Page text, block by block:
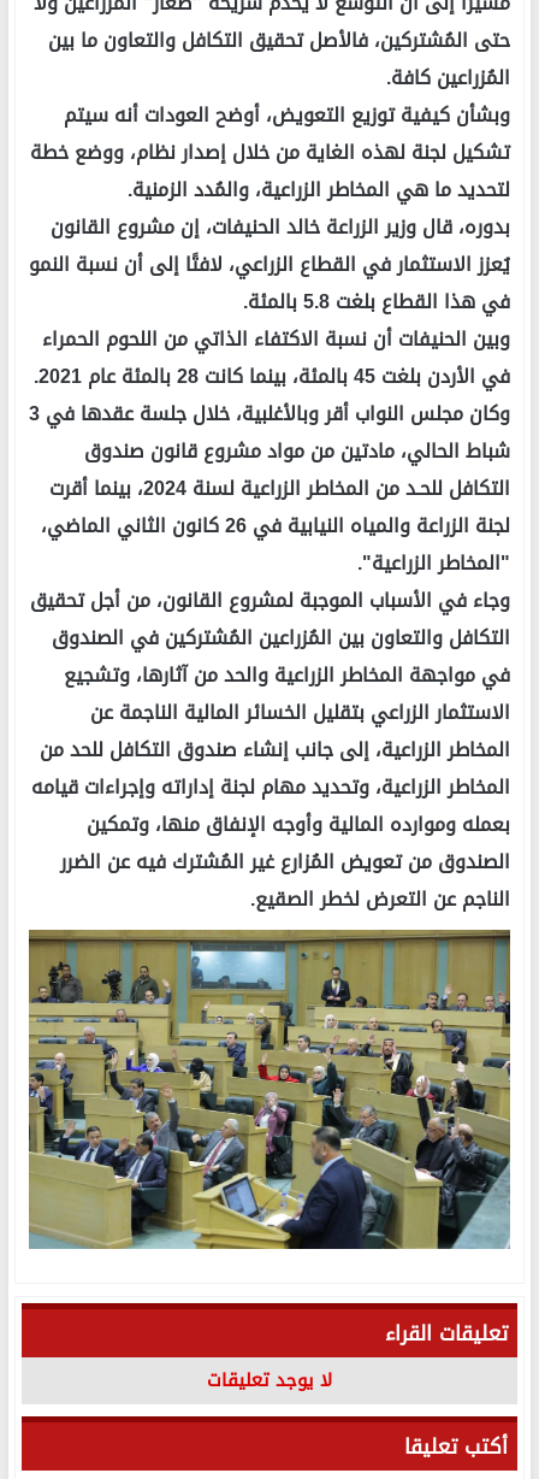
حتى المُشتركين، فالأصل تحقيق التكافل والتعاون ما بين
المُزراعين كافة.
وبشأن كيفية توزيع التعويض، أوضح العودات أنه سيتم
تشكيل لجنة لهذه الغاية من خلال إصدار نظام، ووضع خطة
لتحديد ما هي المخاطر الزراعية، والمُدد الزمنية.
بدوره، قال وزير الزراعة خالد الحنيفات، إن مشروع القانون
يُعزز الاستثمار في القطاع الزراعي، لافتًا إلى أن نسبة النمو
في هذا القطاع بلغت 5.8 بالمئة.
وبين الحنيفات أن نسبة الاكتفاء الذاتي من اللحوم الحمراء
في الأردن بلغت 45 بالمئة، بينما كانت 28 بالمئة عام 2021.
وكان مجلس النواب أقر وبالأغلبية، خلال جلسة عقدها في 3
شباط الحالي، مادتين من مواد مشروع قانون صندوق
التكافل للحـد من المخاطر الزراعية لسنة 2024، بينما أقرت
لجنة الزراعة والمياه النيابية في 26 كانون الثاني الماضي،
"المخاطر الزراعية".
وجاء في الأسباب الموجبة لمشروع القانون، من أجل تحقيق
التكافل والتعاون بين المُزراعين المُشتركين في الصندوق
في مواجهة المخاطر الزراعية والحد من آثارها، وتشجيع
الاستثمار الزراعي بتقليل الخسائر المالية الناجمة عن
المخاطر الزراعية، إلى جانب إنشاء صندوق التكافل للحد من
المخاطر الزراعية، وتحديد مهام لجنة إداراته وإجراءات قيامه
بعمله وموارده المالية وأوجه الإنفاق منها، وتمكين
الصندوق من تعويض المُزارع غير المُشترك فيه عن الضرر
الناجم عن التعرض لخطر الصقيع.
تعليقات القراء
لا يوجد تعليقات
أكتب تعليقا